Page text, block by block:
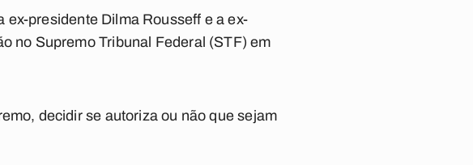
presidente Dilma Rousseff e a ex-
no Supremo Tribunal Federal (STF) em
decidir se autoriza ou não que sejam